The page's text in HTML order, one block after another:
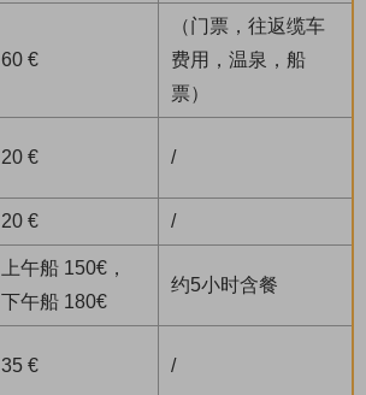
60 €
（门票，往返缆车
费用，温泉，船
票）
20 € /
20 € /
上午船 150€，
下午船 180€
约5小时含餐
35 € /